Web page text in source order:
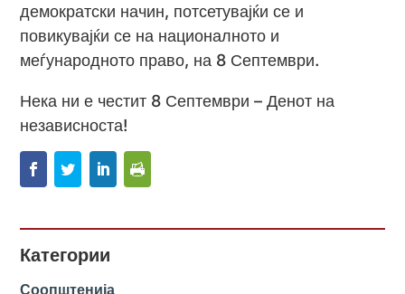
демократски начин, потсетувајќи се и
повикувајќи се на националното и
меѓународното право, на 8 Септември.
Нека ни е честит 8 Септември – Денот на
независноста!
Категории
Соопштенија